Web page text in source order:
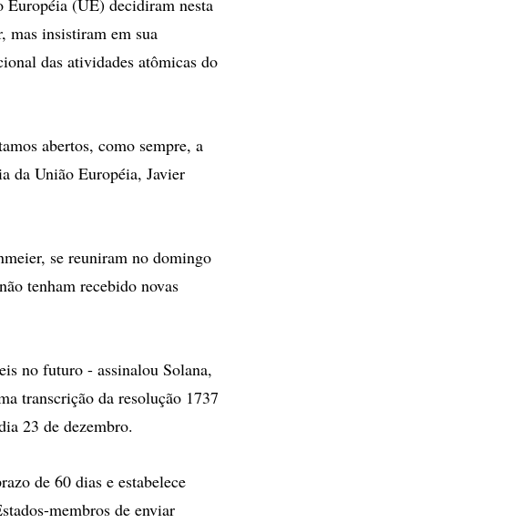
(UE) decidiram nesta
mas insistiram em sua
das atividades atômicas do
abertos, como sempre, a
da União Européia, Javier
se reuniram no domingo
tenham recebido novas
no futuro - assinalou Solana,
transcrição da resolução 1737
23 de dezembro.
de 60 dias e estabelece
membros de enviar